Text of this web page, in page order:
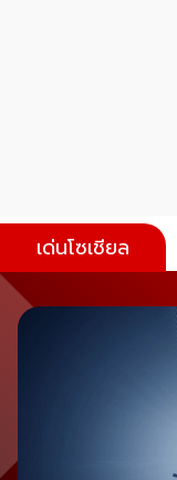
เด่นโซเชียล